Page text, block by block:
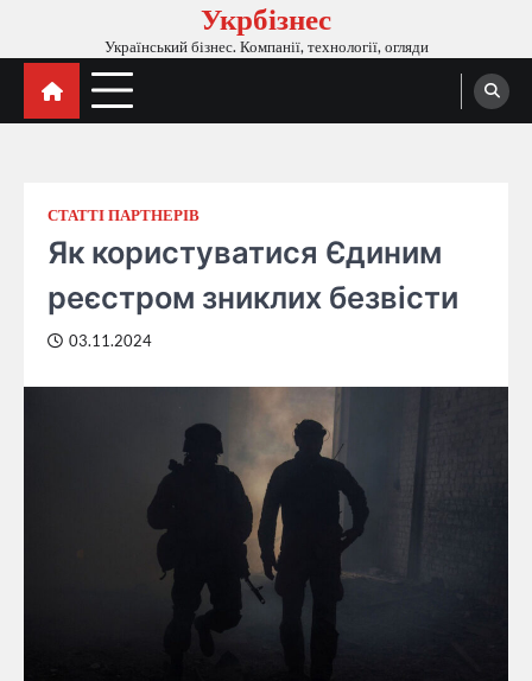
вмісту
Укрбізнес
Український бізнес. Компанії, технології, огляди
СТАТТІ ПАРТНЕРІВ
Як користуватися Єдиним
реєстром зниклих безвісти
03.11.2024